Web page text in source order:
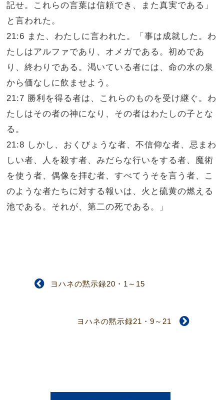
記せ。これらの言葉は信頼でき、また真実である」
と言われた。
21:6 また、わたしに言われた。「事は成就した。わ
たしはアルファであり、オメガである。初めであ
り、終わりである。渇いている者には、命の水の泉
から価なしに飲ませよう。
21:7 勝利を得る者は、これらのものを受け継ぐ。わ
たしはその者の神になり、その者はわたしの子とな
る。
21:8 しかし、おくびょうな者、不信仰な者、忌まわ
しい者、人を殺す者、みだらな行いをする者、魔術
を使う者、偶像を拝む者、すべてうそを言う者、こ
のような者たちに対する報いは、火と硫黄の燃える
池である。それが、第二の死である。」
ヨハネの黙示録20・1～15
ヨハネの黙示録21・9～21